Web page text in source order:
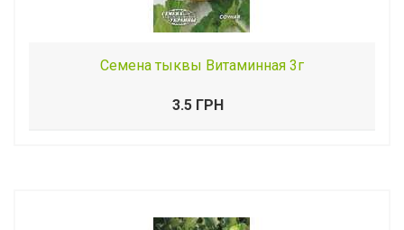
Семена тыквы Витаминная 3г
3.5 ГРН